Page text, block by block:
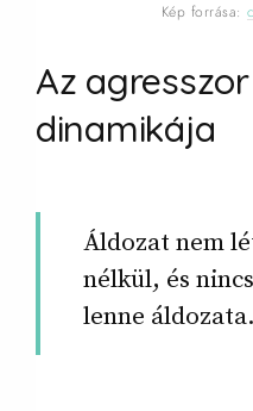
Kép forrása:
Az
dinamikája
Áldozat nem
nélkül, és
lenne áldozata.